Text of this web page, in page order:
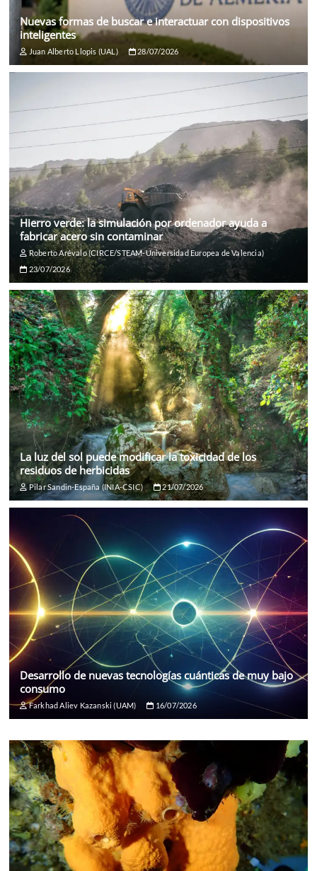
Nuevas formas de buscar e interactuar con dispositivos
inteligentes
Juan Alberto Llopis (UAL) 28/07/2026
Hierro verde: la simulación por ordenador ayuda a
fabricar acero sin contaminar
Roberto Arévalo (CIRCE/STEAM-Universidad Europea de Valencia)
23/07/2026
La luz del sol puede modificar la toxicidad de los
residuos de herbicidas
Pilar Sandin-España (INIA-CSIC) 21/07/2026
Desarrollo de nuevas tecnologías cuánticas de muy bajo
consumo
Farkhad Aliev Kazanski (UAM) 16/07/2026